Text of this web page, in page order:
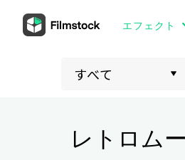
エフェクト
レトロム